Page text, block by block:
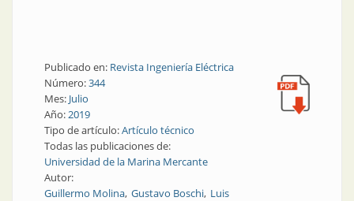
Publicado en: Revista Ingeniería Eléctrica
Número:344
Mes: Julio
Año:2019
Tipo de artículo:Artículo técnico
Todas las publicaciones de:
Universidad de la Marina Mercante
Autor:
Guillermo Molina Gustavo Boschi Luis